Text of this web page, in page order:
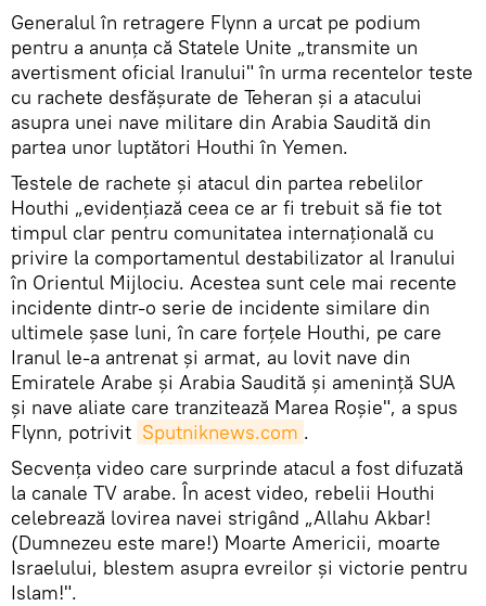
Generalul în retragere Flynn a urcat pe podium
pentru a anunța că Statele Unite „transmite un
avertisment oficial Iranului" în urma recentelor teste
cu rachete desfăşurate de Teheran și a atacului
asupra unei nave militare din Arabia Saudită din
partea unor luptători Houthi în Yemen.
Testele de rachete şi atacul din partea rebelilor
Houthi „evidenţiază ceea ce ar fi trebuit să fie tot
timpul clar pentru comunitatea internațională cu
privire la comportamentul destabilizator al Iranului
în Orientul Mijlociu. Acestea sunt cele mai recente
incidente dintr-o serie de incidente similare din
ultimele șase luni, în care forţele Houthi, pe care
Iranul le-a antrenat și armat, au lovit nave din
Emiratele Arabe și Arabia Saudită și amenință SUA
și nave aliate care tranzitează Marea Roșie", a spus
Flynn, potrivit Sputniknews.com .
Secvenţa video care surprinde atacul a fost difuzată
la canale TV arabe. În acest video, rebelii Houthi
celebrează lovirea navei strigând „Allahu Akbar!
(Dumnezeu este mare!) Moarte Americii, moarte
Israelului, blestem asupra evreilor și victorie pentru
Islam!".